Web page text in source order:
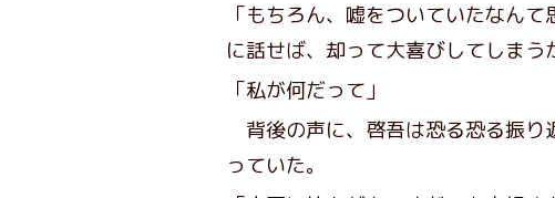
「もちろん、嘘をついていたなん
に話せば、却って大喜びしてしま
「私が何だって」
背後の声に、啓吾は恐る恐る振り
っていた。